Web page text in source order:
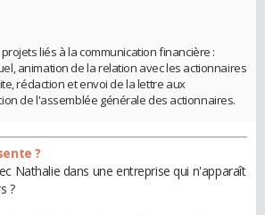
liés à la communication financière :
animation de la relation avec les actionnaires
rédaction et envoi de la lettre aux
de l'assemblée générale des actionnaires.
?
Nathalie dans une entreprise qui n'apparaît
?